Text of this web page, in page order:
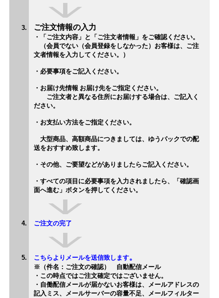
ご注文情報の入力
・「ご注文内容」と「ご注文者情報」をご確認ください。
（会員でない（会員登録をしなかった）お客様は、ご注
文者情報を入力してください。）
・必要事項をご記入ください。
・お届け先情報 お届け先をご指定ください。
ご注文者と異なる住所にお届けする場合は、ご記入く
ださい。
・お支払い方法をご指定ください。
大型商品、高額商品につきましては、ゆうパックでの配
送をおすすめ致します。
・その他、ご要望などがありましたらご記入ください。
・すべての項目に必要事項を入力されましたら、「確認画
面へ進む」ボタンを押してください。
ご注文の完了
こちらよりメールを送信致します。
※（件名：ご注文の確認） 自動配信メール
・この時点ではご注文確定ではございません。
・自働配信メールが届かないお客様は、メールアドレスの
記入ミス、メールサーバーの容量不足、メールフィルター